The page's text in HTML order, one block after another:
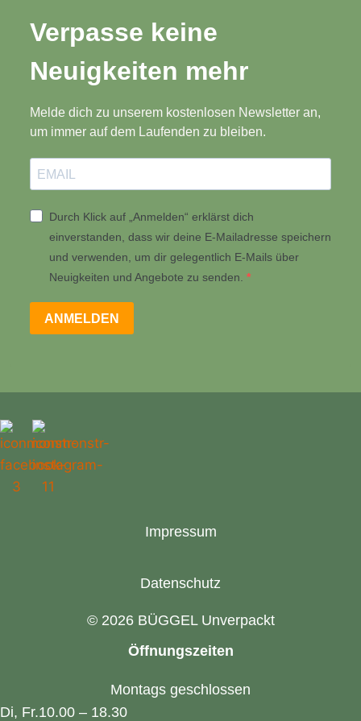
Verpasse keine
Neuigkeiten mehr
Melde dich zu unserem kostenlosen Newsletter an,
um immer auf dem Laufenden zu bleiben.
Durch Klick auf „Anmelden“ erklärst dich
einverstanden, dass wir deine E-Mailadresse speichern
und verwenden, um dir gelegentlich E-Mails über
Neuigkeiten und Angebote zu senden.
ANMELDEN
Impressum
Datenschutz
© 2026 BÜGGEL Unverpackt
Öffnungszeiten
Montags geschlossen
Di, Fr.10.00 – 18.30